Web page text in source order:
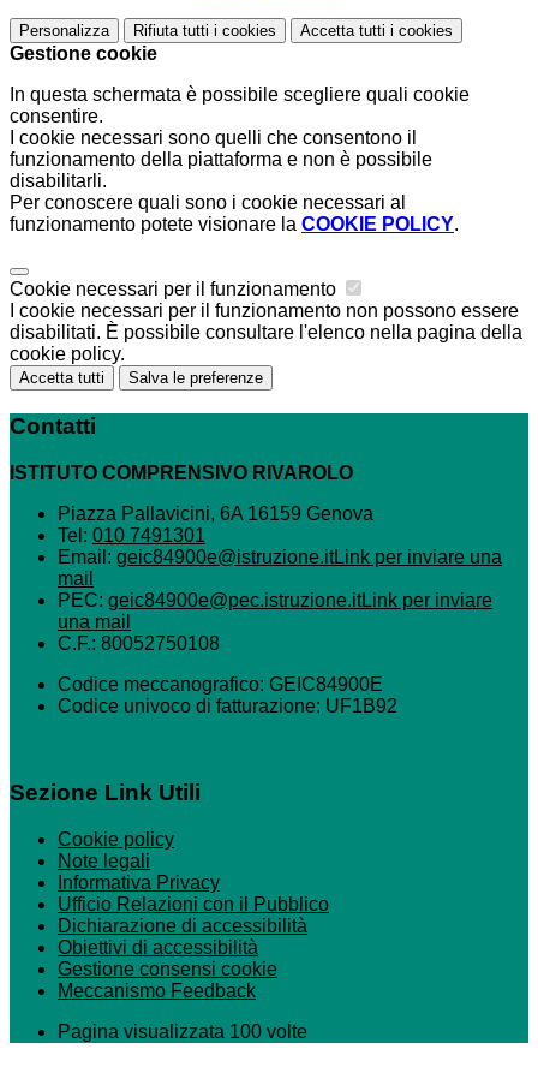
Personalizza Rifiuta tutti i cookies Accetta tutti i cookies
Gestione cookie
In questa schermata è possibile scegliere quali cookie
consentire.
I cookie necessari sono quelli che consentono il
funzionamento della piattaforma e non è possibile
disabilitarli.
Per conoscere quali sono i cookie necessari al
funzionamento potete visionare la COOKIE POLICY.
Cookie necessari per il funzionamento
I cookie necessari per il funzionamento non possono essere
disabilitati. È possibile consultare l'elenco nella pagina della
cookie policy.
Accetta tutti Salva le preferenze
Contatti
ISTITUTO COMPRENSIVO RIVAROLO
Piazza Pallavicini, 6A 16159 Genova
Tel: 010 7491301
Email: geic84900e@istruzione.itLink per inviare una
mail
PEC: geic84900e@pec.istruzione.itLink per inviare
una mail
C.F.: 80052750108
Codice meccanografico: GEIC84900E
Codice univoco di fatturazione: UF1B92
Sezione Link Utili
Cookie policy
Note legali
Informativa Privacy
Ufficio Relazioni con il Pubblico
Dichiarazione di accessibilità
Obiettivi di accessibilità
Gestione consensi cookie
Meccanismo Feedback
Pagina visualizzata 100 volte